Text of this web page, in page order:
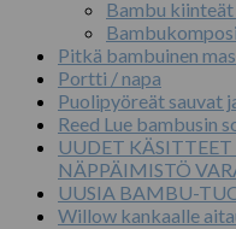
Bambu
Pitkä bambuinen
Portti / napa
Puolipyöreät sauvat
Reed Lue bambusin
UUDET
NÄPPÄIMISTÖ
UUSIA BAMBU-
Willow kankaalle